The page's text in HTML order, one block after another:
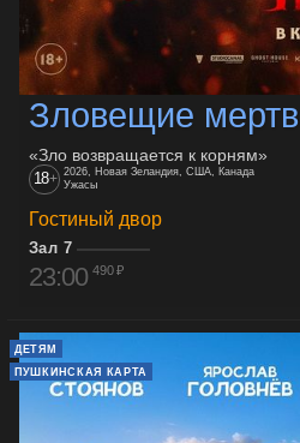
Зловещие
«Зло возвращается к корням»
18+ 2026, Новая Зеландия, США, Канада
Ужасы
Гостиный двор
Зал 7
23:00 490 ₽
ДЕТЯМ
ПУШКИНСКАЯ КАРТА